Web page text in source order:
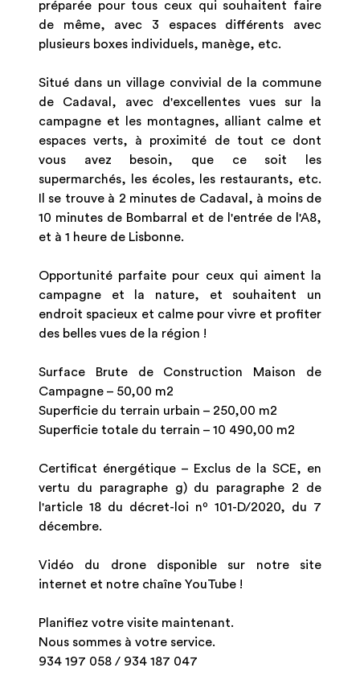
préparée pour tous ceux qui souhaitent faire
de même, avec 3 espaces différents avec
plusieurs boxes individuels, manège, etc.
Situé dans un village convivial de la commune
de Cadaval, avec d'excellentes vues sur la
campagne et les montagnes, alliant calme et
espaces verts, à proximité de tout ce dont
vous avez besoin, que ce soit les
supermarchés, les écoles, les restaurants, etc.
Il se trouve à 2 minutes de Cadaval, à moins de
10 minutes de Bombarral et de l'entrée de l'A8,
et à 1 heure de Lisbonne.
Opportunité parfaite pour ceux qui aiment la
campagne et la nature, et souhaitent un
endroit spacieux et calme pour vivre et profiter
des belles vues de la région !
Surface Brute de Construction Maison de
Campagne – 50,00 m2
Superficie du terrain urbain – 250,00 m2
Superficie totale du terrain – 10 490,00 m2
Certificat énergétique – Exclus de la SCE, en
vertu du paragraphe g) du paragraphe 2 de
l'article 18 du décret-loi nº 101-D/2020, du 7
décembre.
Vidéo du drone disponible sur notre site
internet et notre chaîne YouTube !
Planifiez votre visite maintenant.
Nous sommes à votre service.
934 197 058 / 934 187 047